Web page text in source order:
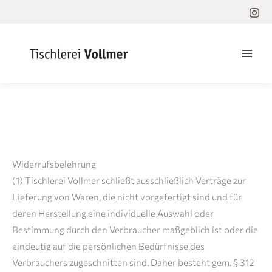
Widerrufsbelehrung
(1) Tischlerei Vollmer schließt ausschließlich Verträge zur
Lieferung von Waren, die nicht vorgefertigt sind und für
deren Herstellung eine individuelle Auswahl oder
Bestimmung durch den Verbraucher maßgeblich ist oder die
eindeutig auf die persönlichen Bedürfnisse des
Verbrauchers zugeschnitten sind. Daher besteht gem. § 312